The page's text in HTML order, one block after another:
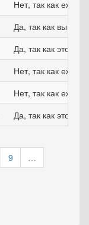
Нет, так как
Да, так как
Да, так как это
Нет, так как
Нет, так как
Да, так как это
9
…